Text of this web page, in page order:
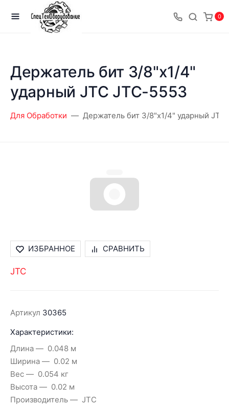
0
Держатель бит 3/8"х1/4"
ударный JTC JTC-5553
Для Обработки Держатель бит 3/8"х1/4" ударный
ИЗБРАННОЕ СРАВНИТЬ
JTC
Артикул 30365
Характеристики:
Длина
0.048 м
Ширина
0.02 м
Вес
0.054 кг
Высота
0.02 м
Производитель
JTC